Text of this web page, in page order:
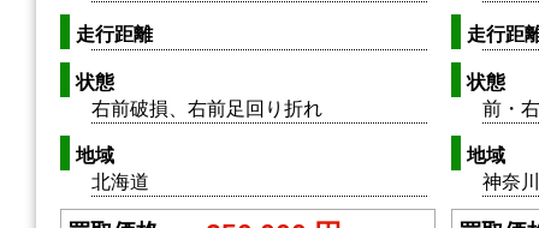
走行距離
状態
右前破損、右前足回り折れ
地域
北海道
走行距
状態
前・
地域
神奈